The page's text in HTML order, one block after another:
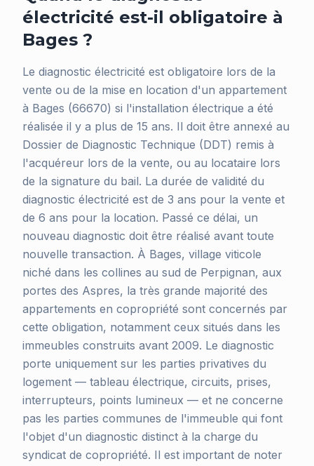
électricité est-il obligatoire à
Bages ?
Le diagnostic électricité est obligatoire lors de la
vente ou de la mise en location d'un appartement
à Bages (66670) si l'installation électrique a été
réalisée il y a plus de 15 ans. Il doit être annexé au
Dossier de Diagnostic Technique (DDT) remis à
l'acquéreur lors de la vente, ou au locataire lors
de la signature du bail. La durée de validité du
diagnostic électricité est de 3 ans pour la vente et
de 6 ans pour la location. Passé ce délai, un
nouveau diagnostic doit être réalisé avant toute
nouvelle transaction. À Bages, village viticole
niché dans les collines au sud de Perpignan, aux
portes des Aspres, la très grande majorité des
appartements en copropriété sont concernés par
cette obligation, notamment ceux situés dans les
immeubles construits avant 2009. Le diagnostic
porte uniquement sur les parties privatives du
logement — tableau électrique, circuits, prises,
interrupteurs, points lumineux — et ne concerne
pas les parties communes de l'immeuble qui font
l'objet d'un diagnostic distinct à la charge du
syndicat de copropriété. Il est important de noter